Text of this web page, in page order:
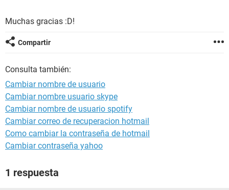
Muchas gracias :D!
Compartir
Consulta también:
Cambiar nombre de usuario
Cambiar nombre usuario skype
Cambiar nombre de usuario spotify
Cambiar correo de recuperacion hotmail
Como cambiar la contraseña de hotmail
Cambiar contraseña yahoo
1 respuesta